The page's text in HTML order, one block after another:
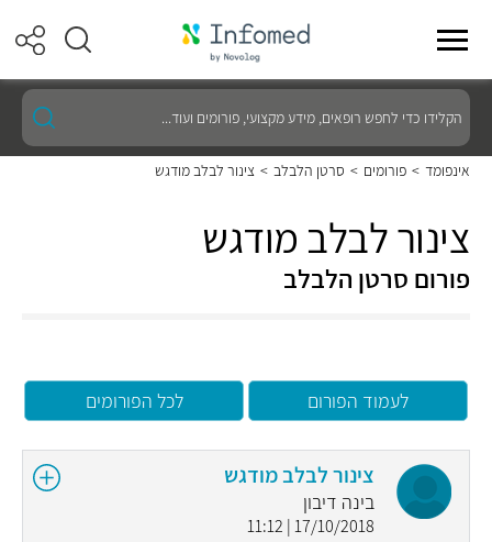
הקלידו
כדי
לחפש
רופאים,
מידע
ועוד...
אינפומד > פורומים > סרטן הלבלב > צינור לבלב מודגש
צינור לבלב מודגש
פורום סרטן הלבלב
לעמוד הפורום לכל הפורומים
צינור לבלב מודגש
בינה דיבון
17/10/2018 | 11:12